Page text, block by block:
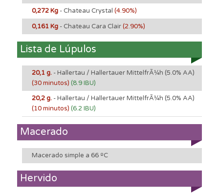
0,272 Kg - Chateau Crystal (4.90%)
0,161 Kg - Chateau Cara Clair(2.90%)
Lista de Lúpulos
20,1 g. - Hallertau / Hallertauer MittelfrÃ¼h (5.0% AA)
(30 minutos) (8.9 IBU)
20,2 g. - Hallertau / Hallertauer MittelfrÃ¼h (5.0% AA)
(10 minutos) (6.2 IBU)
Macerado
Macerado simple a 66 ºC
Hervido